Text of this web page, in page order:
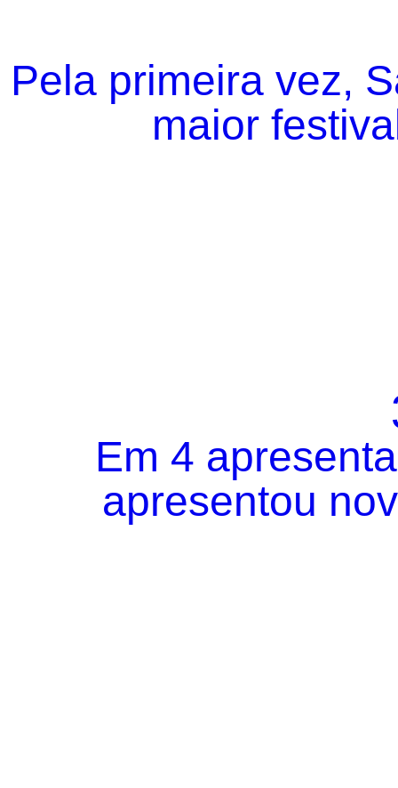
Pela primeira vez,
maior
Em 4
apresentou